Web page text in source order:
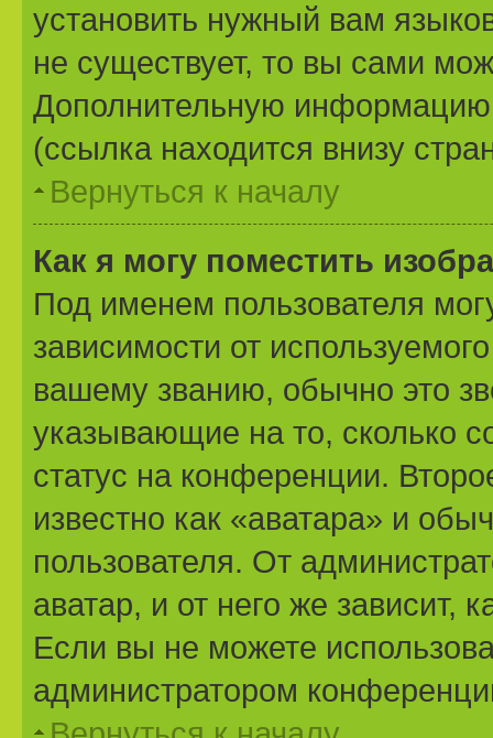
установить нужный вам
не существует, то вы сами
Дополнительную информацию
(ссылка находится внизу
Вернуться к началу
Как я могу поместить
Под именем пользователя
зависимости от
вашему званию, обычно это
указывающие на то, сколько
статус на конференции.
известно как «аватара» и
пользователя. От
аватар, и от него же зависит,
Если вы не можете
администратором